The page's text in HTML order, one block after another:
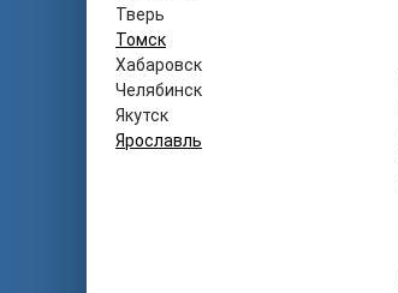
Тверь
Томск
Хабаровск
Челябинск
Якутск
Ярославль